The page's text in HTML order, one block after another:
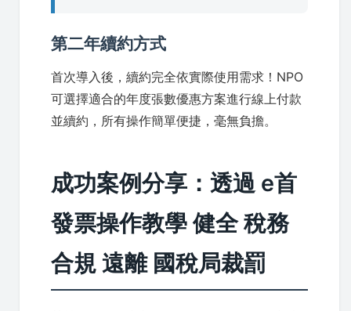
第二年續約方式
首次導入後，續約完全依實際使用需求！NPO
可選擇適合的年度張數優惠方案進行線上付款
並續約，所有操作簡單便捷，毫無負擔。
成功案例分享：透過 e首
發票操作教學 健全 稅務
合規 遠離 國稅局裁罰